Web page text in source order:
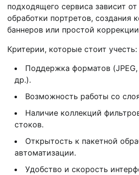
подходящего сервиса зависит
обработки портретов, создания
баннеров или простой
Критерии, которые стоит учесть:
Поддержка форматов (JPEG,
др.).
Возможность работы со
Наличие коллекций
стоков.
Открытость к пакетной
автоматизации.
Удобство и скорость